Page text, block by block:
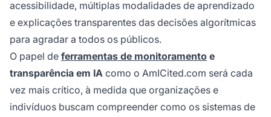
acessibilidade, múltiplas modalidades de aprendizado
e explicações transparentes das decisões algorítmicas
para agradar a todos os públicos.
O papel de ferramentas de monitoramento e
transparência em IA como o AmICited.com será cada
vez mais crítico, à medida que organizações e
indivíduos buscam compreender como os sistemas de